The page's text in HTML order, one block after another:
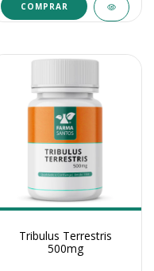
COMPRAR
Tribulus Terrestris
500mg